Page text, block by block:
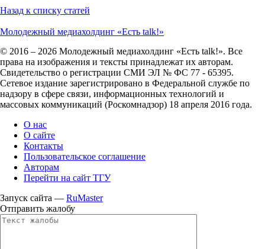
Назад к списку статей
Молодежный медиахолдинг «Есть talk!»
© 2016 – 2026 Молодежный медиахолдинг «Есть talk!». Все
права на изображения и тексты принадлежат их авторам.
Свидетельство о регистрации СМИ ЭЛ № ФС 77 - 65395.
Сетевое издание зарегистрировано в Федеральной службе по
надзору в сфере связи, информационных технологий и
массовых коммуникаций (Роскомнадзор) 18 апреля 2016 года.
О нас
О сайте
Контакты
Пользовательское соглашение
Авторам
Перейти на сайт ТГУ
Запуск сайта — RuMaster
Отправить жалобу